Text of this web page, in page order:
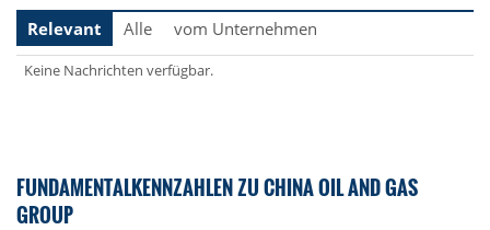
Relevant
Alle vom Unternehmen
Keine Nachrichten verfügbar.
FUNDAMENTALKENNZAHLEN ZU CHINA OIL AND GAS
GROUP